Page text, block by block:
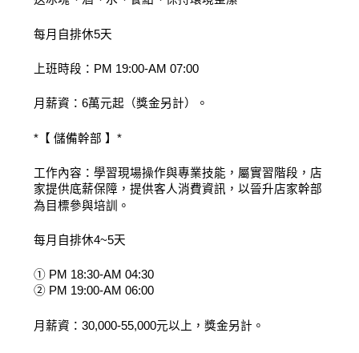
每月自排休5天
上班時段：PM 19:00-AM 07:00
月薪資：6萬元起（獎金另計）。
*【 儲備幹部 】*
工作內容：學習現場操作與專業技能，屬實習階段，店
家提供底薪保障，提供客人消費資訊，以晉升店家幹部
為目標參與培訓。
每月自排休4~5天
① PM 18:30-AM 04:30
② PM 19:00-AM 06:00
月薪資：30,000-55,000元以上，獎金另計。